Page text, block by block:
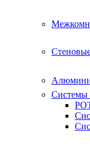
Системы